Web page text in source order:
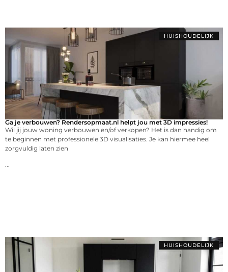
HUISHOUDELIJK
Ga je verbouwen? Rendersopmaat.nl helpt jou met 3D impressies!
Wil jij jouw woning verbouwen en/of verkopen? Het is dan handig om
te beginnen met professionele 3D visualisaties. Je kan hiermee heel
zorgvuldig laten zien
...
HUISHOUDELIJK